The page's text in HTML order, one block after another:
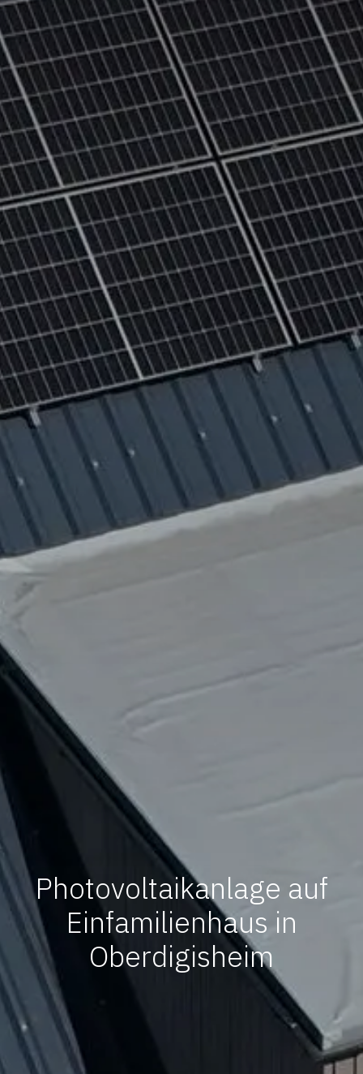
Photovoltaikanlage auf
Einfamilienhaus in
Oberdigisheim